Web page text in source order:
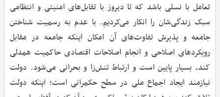
تعامل با نسلی باشد که تا دیروز با تقابل‌های امنیتی و انتظامی
سبک زندگی‌شان را انکار می‌کردیم. با عدم به رسمیت شناختن
جامعه و پذیرش تفاوت‌های آن امکان اینکه جامعه در مقابل
رویکردهای اصلاحی و انجام اصلاحات اقتصادی حاکمیت همدلی
کند، بسیار پایین است و ارتباط تنش‌زا و بحرانی می‌شود. دولت
نیازمند ایجاد اجماع ملی در سطح حکمرانی است؛ اینکه دولت